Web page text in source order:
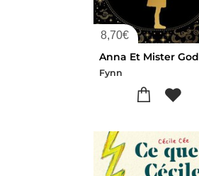
8,70€
Anna Et Mister God
Fynn